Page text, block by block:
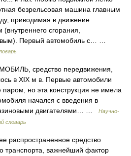
безрельсовая машина главным
приводимая в движение
сгорания,
Первый автомобиль с… …
средство передвижения,
в XIX м в. Первые автомобили
но эта конструкция не имела
начался с введения в
двигателями… …
Научно-
словарь
распространенное средство
транспорта, важнейший фактор